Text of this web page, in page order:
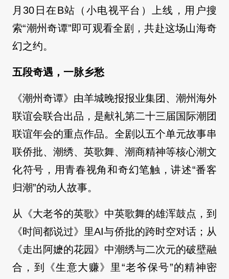
月30日在B站（小电视平台）上线，用户搜
索“潮州奇谭”即可观看全剧，共赴这场山海奇
幻之约。
五段奇遇，一脉乡愁
《潮州奇谭》由羊城晚报报业集团、潮州海外
联谊会联合出品，是献礼第二十三届国际潮团
联谊年会的重点作品。全剧以五个单元故事串
联侨批、潮绣、英歌舞、潮商精神等核心潮文
化符号，用青春视角和奇幻笔触，讲述“番客
归潮”的动人故事。
从《大老爷的英歌》中英歌舞的雄浑鼓点，到
《时间都说过》里AI与侨批的跨时空对话；从
《走出阿嬷的花园》中潮绣与二次元的破壁融
合，到《生意大赚》里“老爷保号”的精神密